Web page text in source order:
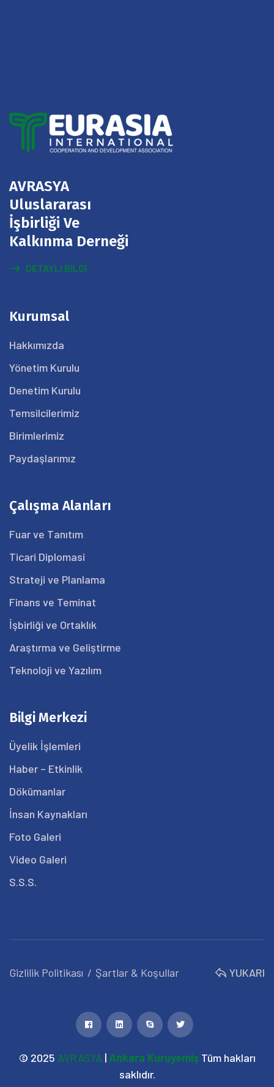
AVRASYA
Uluslararası
İşbirliği Ve
Kalkınma Derneği
DETAYLI BILGI
Kurumsal
Hakkımızda
Yönetim Kurulu
Denetim Kurulu
Temsilcilerimiz
Birimlerimiz
Paydaşlarımız
Çalışma Alanları
Fuar ve Tanıtım
Ticari Diplomasi
Strateji ve Planlama
Finans ve Teminat
İşbirliği ve Ortaklık
Araştırma ve Geliştirme
Teknoloji ve Yazılım
Bilgi Merkezi
Üyelik İşlemleri
Haber – Etkinlik
Dökümanlar
İnsan Kaynakları
Foto Galeri
Video Galeri
S.S.S.
Gizlilik Politikası Şartlar & Koşullar YUKARI
© 2025 AVRASYA | Ankara KuruyemişTüm hakları
saklıdır.